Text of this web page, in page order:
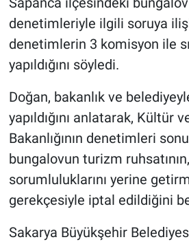
denetimleriyle ilgili soruya
denetimlerin 3 komisyon ile
yapıldığını söyledi.
Doğan, bakanlık ve
yapıldığını anlatarak, Kültür
Bakanlığının denetimleri
bungalovun turizm
sorumluluklarını yerine
gerekçesiyle iptal edildiğini
Sakarya Büyükşehir
İlan
Kimdir
Koronavirüs
Kültür Sanat
Ne demişti
Nedir
Popüler